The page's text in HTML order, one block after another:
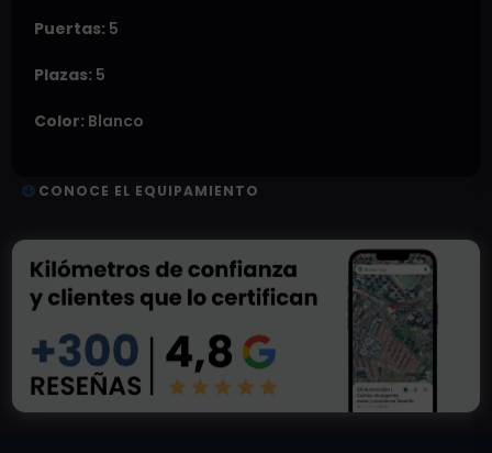
Puertas: 5
Plazas: 5
Color: Blanco
CONOCE EL EQUIPAMIENTO